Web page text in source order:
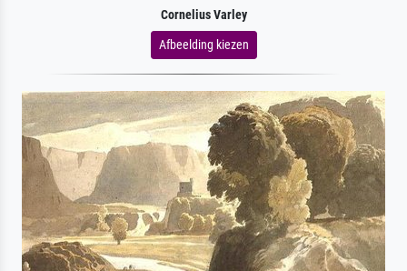
Cornelius Varley
Afbeelding kiezen